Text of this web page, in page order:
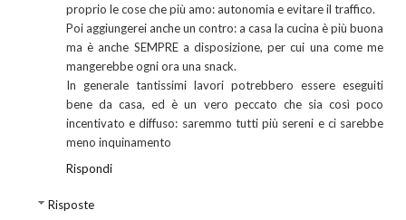
proprio le cose che più amo: autonomia e evitare il traffico.
Poi aggiungerei anche un contro: a casa la cucina è più buona
ma è anche SEMPRE a disposizione, per cui una come me
mangerebbe ogni ora una snack.
In generale tantissimi lavori potrebbero essere eseguiti
bene da casa, ed è un vero peccato che sia così poco
incentivato e diffuso: saremmo tutti più sereni e ci sarebbe
meno inquinamento
Rispondi
Risposte